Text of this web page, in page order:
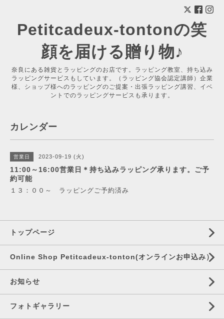
Petitcadeux-tontonの笑
顔を届ける贈り物♪
奈良にある雑貨とラッピングのお店です。ラッピング教室、持ち込み
ラッピングサービスもしています。（ラッピング協会認定講師）企業
様、ショップ様へのラッピングのご提案・出張ラッピング講習、イベ
ントでのラッピングサービスも承ります。
カレンダー
営業日 2023-09-19 (火)
11:00～16:00営業日＊持ち込みラッピング承ります。ご予
約可能
１３：００～ ラッピングご予約済み
トップページ
Online Shop Petitcadeux-tonton(オンラインお申込み）
お知らせ
フォトギャラリー